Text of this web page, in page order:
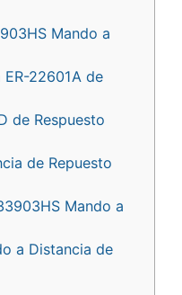
Mando a
22601A de
de Respuesto
de Repuesto
Mando a
a Distancia de